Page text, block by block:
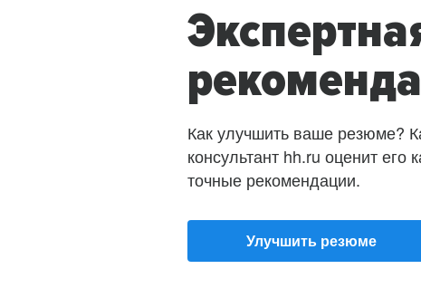
Как улучшить ваше резюме?
консультант hh.ru оценит его
точные рекомендации.
Улучшить резюме